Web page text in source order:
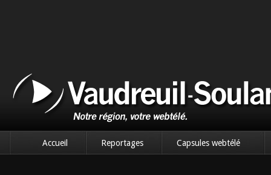
Accueil Reportages Capsules webtélé